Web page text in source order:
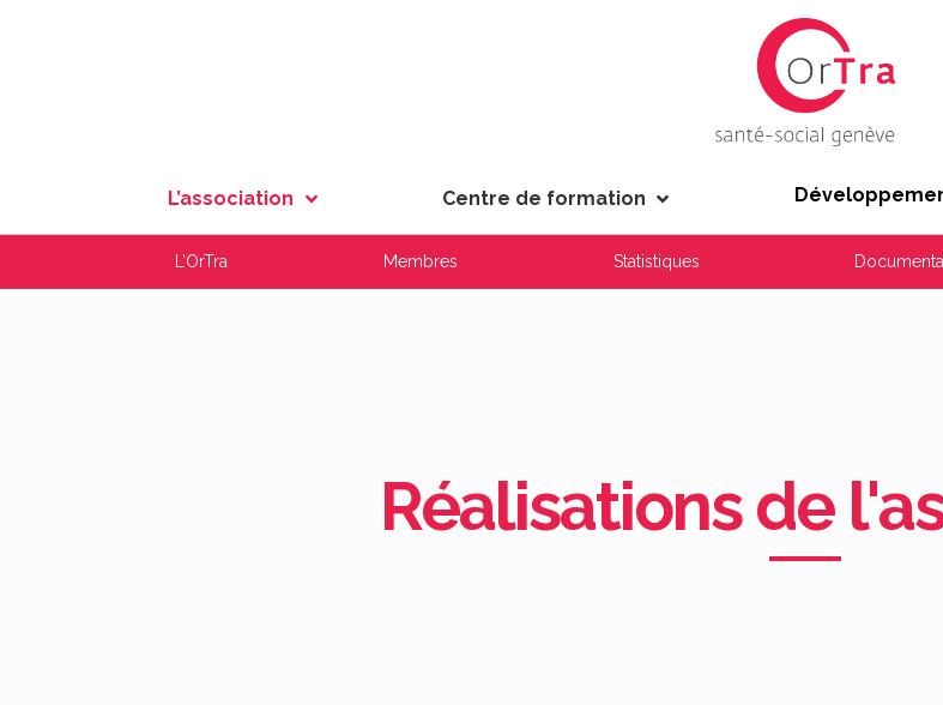
L’association Centre de formation
L’OrTra Membres Statistiques
Réalisations de